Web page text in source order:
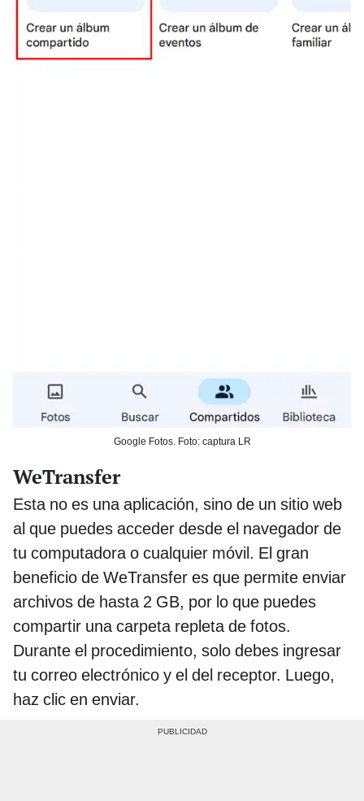
Google Fotos. Foto: captura LR
WeTransfer
Esta no es una aplicación, sino de un sitio web
al que puedes acceder desde el navegador de
tu computadora o cualquier móvil. El gran
beneficio de WeTransfer es que permite enviar
archivos de hasta 2 GB, por lo que puedes
compartir una carpeta repleta de fotos.
Durante el procedimiento, solo debes ingresar
tu correo electrónico y el del receptor. Luego,
haz clic en enviar.